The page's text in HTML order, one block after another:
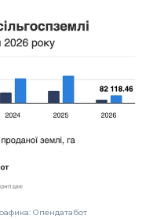
Опендатабот